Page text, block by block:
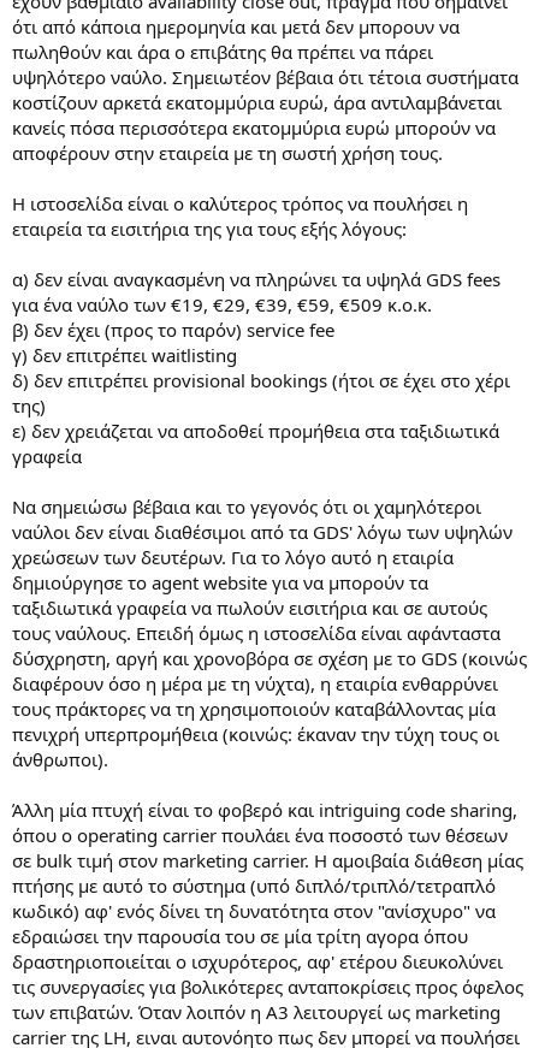
ότι από κάποια ημερομηνία και μετά δεν μπορουν να
πωληθούν και άρα ο επιβάτης θα πρέπει να πάρει
υψηλότερο ναύλο. Σημειωτέον βέβαια ότι τέτοια συστήματα
κοστίζουν αρκετά εκατομμύρια ευρώ, άρα αντιλαμβάνεται
κανείς πόσα περισσότερα εκατομμύρια ευρώ μπορούν να
αποφέρουν στην εταιρεία με τη σωστή χρήση τους.
Η ιστοσελίδα είναι ο καλύτερος τρόπος να πουλήσει η
εταιρεία τα εισιτήρια της για τους εξής λόγους:
α) δεν είναι αναγκασμένη να πληρώνει τα υψηλά GDS fees
για ένα ναύλο των €19, €29, €39, €59, €509 κ.ο.κ.
β) δεν έχει (προς το παρόν) service fee
γ) δεν επιτρέπει waitlisting
δ) δεν επιτρέπει provisional bookings (ήτοι σε έχει στο χέρι
της)
ε) δεν χρειάζεται να αποδοθεί προμήθεια στα ταξιδιωτικά
γραφεία
Να σημειώσω βέβαια και το γεγονός ότι οι χαμηλότεροι
ναύλοι δεν είναι διαθέσιμοι από τα GDS' λόγω των υψηλών
χρεώσεων των δευτέρων. Για το λόγο αυτό η εταιρία
δημιούργησε το agent website για να μπορούν τα
ταξιδιωτικά γραφεία να πωλούν εισιτήρια και σε αυτούς
τους ναύλους. Επειδή όμως η ιστοσελίδα είναι αφάνταστα
δύσχρηστη, αργή και χρονοβόρα σε σχέση με το GDS (κοινώς
διαφέρουν όσο η μέρα με τη νύχτα), η εταιρία ενθαρρύνει
τους πράκτορες να τη χρησιμοποιούν καταβάλλοντας μία
πενιχρή υπερπρομήθεια (κοινώς: έκαναν την τύχη τους οι
άνθρωποι).
Άλλη μία πτυχή είναι το φοβερό και intriguing code sharing,
όπου ο operating carrier πουλάει ένα ποσοστό των θέσεων
σε bulk τιμή στον marketing carrier. H αμοιβαία διάθεση μίας
πτήσης με αυτό το σύστημα (υπό διπλό/τριπλό/τετραπλό
κωδικό) αφ' ενός δίνει τη δυνατότητα στον "ανίσχυρο" να
εδραιώσει την παρουσία του σε μία τρίτη αγορα όπου
δραστηριοποιείται ο ισχυρότερος, αφ' ετέρου διευκολύνει
τις συνεργασίες για βολικότερες ανταποκρίσεις προς όφελος
των επιβατών. Όταν λοιπόν η A3 λειτουργεί ως marketing
carrier της LH, ειναι αυτονόητο πως δεν μπορεί να πουλήσει